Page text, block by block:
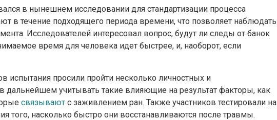
в нынешнем исследовании для стандартизации процесса
в течение подходящего периода времени, что позволяет наблюдать
Исследователей интересовал вопрос, будут ли следы от банок
время для человека идет быстрее, и, наоборот, если
испытания просили пройти несколько личностных и
дальнейшем учитывать такие влияющие на результат факторы, как
связывают с заживлением ран. Также участников тестировали на
того, насколько быстро они восстанавливаются после травмы.